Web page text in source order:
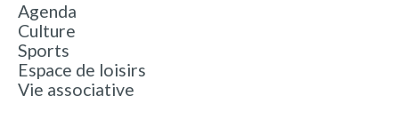
Agenda
Culture
Sports
Espace de loisirs
Vie associative